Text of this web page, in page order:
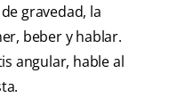
gravedad, la
beber y hablar.
angular, hable al